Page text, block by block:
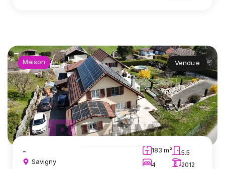
Maison Vendu·e
-
Savigny
183 m²
5.5
4
2012